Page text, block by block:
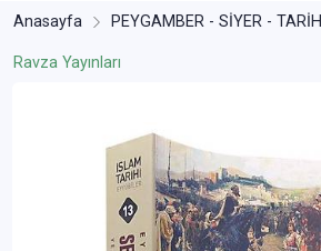
Anasayfa PEYGAMBER - SİYER - TARİH
Ravza Yayınları